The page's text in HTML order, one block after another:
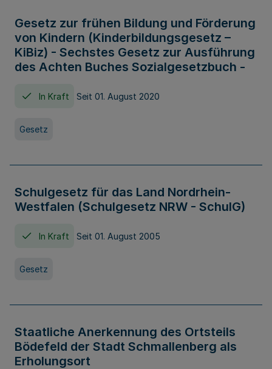
Gesetz zur frühen Bildung und Förderung
von Kindern (Kinderbildungsgesetz –
KiBiz) - Sechstes Gesetz zur Ausführung
des Achten Buches Sozialgesetzbuch -
In Kraft Seit 01. August 2020
Gesetz
Schulgesetz für das Land Nordrhein-
Westfalen (Schulgesetz NRW - SchulG)
In Kraft Seit 01. August 2005
Gesetz
Staatliche Anerkennung des Ortsteils
Bödefeld der Stadt Schmallenberg als
Erholungsort